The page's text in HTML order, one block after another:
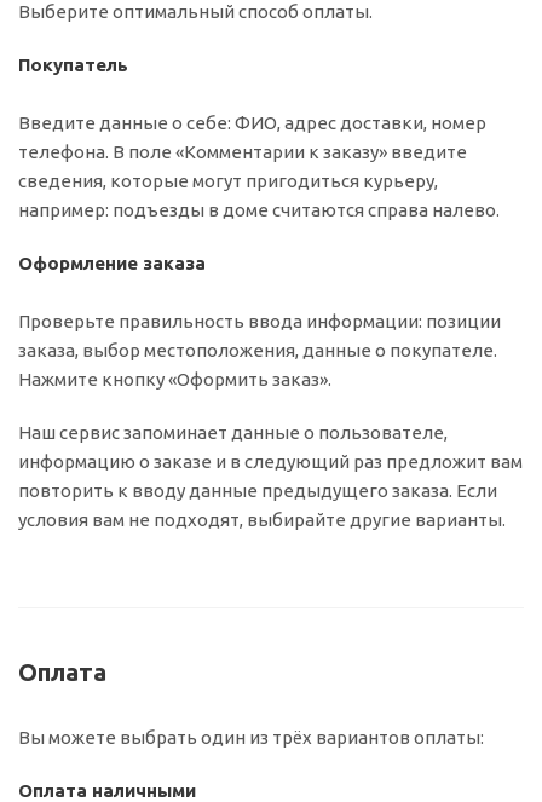
Выберите оптимальный способ оплаты.
Покупатель
Введите данные о себе: ФИО, адрес доставки, номер
телефона. В поле «Комментарии к заказу» введите
сведения, которые могут пригодиться курьеру,
например: подъезды в доме считаются справа налево.
Оформление заказа
Проверьте правильность ввода информации: позиции
заказа, выбор местоположения, данные о покупателе.
Нажмите кнопку «Оформить заказ».
Наш сервис запоминает данные о пользователе,
информацию о заказе и в следующий раз предложит вам
повторить к вводу данные предыдущего заказа. Если
условия вам не подходят, выбирайте другие варианты.
Оплата
Вы можете выбрать один из трёх вариантов оплаты:
Оплата наличными